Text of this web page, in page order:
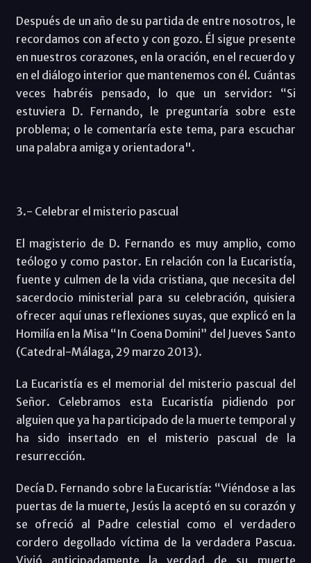
Después de un año de su partida de entre nosotros, le
recordamos con afecto y con gozo. Él sigue presente
en nuestros corazones, en la oración, en el recuerdo y
en el diálogo interior que mantenemos con él. Cuántas
veces habréis pensado, lo que un servidor: “Si
estuviera D. Fernando, le preguntaría sobre este
problema; o le comentaría este tema, para escuchar
una palabra amiga y orientadora".
3.- Celebrar el misterio pascual
El magisterio de D. Fernando es muy amplio, como
teólogo y como pastor. En relación con la Eucaristía,
fuente y culmen de la vida cristiana, que necesita del
sacerdocio ministerial para su celebración, quisiera
ofrecer aquí unas reflexiones suyas, que explicó en la
Homilía en la Misa “In Coena Domini” del Jueves Santo
(Catedral-Málaga, 29 marzo 2013).
La Eucaristía es el memorial del misterio pascual del
Señor. Celebramos esta Eucaristía pidiendo por
alguien que ya ha participado de la muerte temporal y
ha sido insertado en el misterio pascual de la
resurrección.
Decía D. Fernando sobre la Eucaristía: “Viéndose a las
puertas de la muerte, Jesús la aceptó en su corazón y
se ofreció al Padre celestial como el verdadero
cordero degollado víctima de la verdadera Pascua.
Vivió anticipadamente la verdad de su muerte